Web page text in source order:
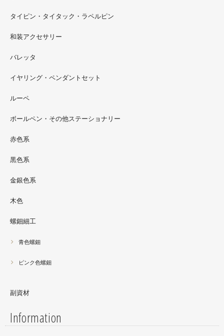
ただ今 東武百貨店船橋店に出展中です。9月20日まで4階
イベントスペースにいます。お近くの方はぜひお越しくだ
螺鈿ソフビでお世話になっているT-BASE銀座ギャラリー
シリーズ』紅里工房螺鈿装飾も展示されています。アクセ
サリーとはまた違った美しさがあると思うのでぜひご覧く
タイピン・タイタック・ラペルピン
和装アクセサリー
バレッタ
イヤリング・ペンダントセット
ルーペ
ボールペン・その他ステーショナリー
赤色系
黒色系
金銀色系
木色
螺鈿細工
青色螺鈿
ピンク色螺鈿
副資材
Information